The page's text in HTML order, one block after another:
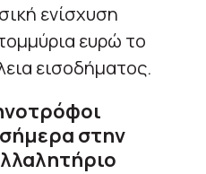
ενίσχυση
ευρώ το
εισοδήματος.
στην